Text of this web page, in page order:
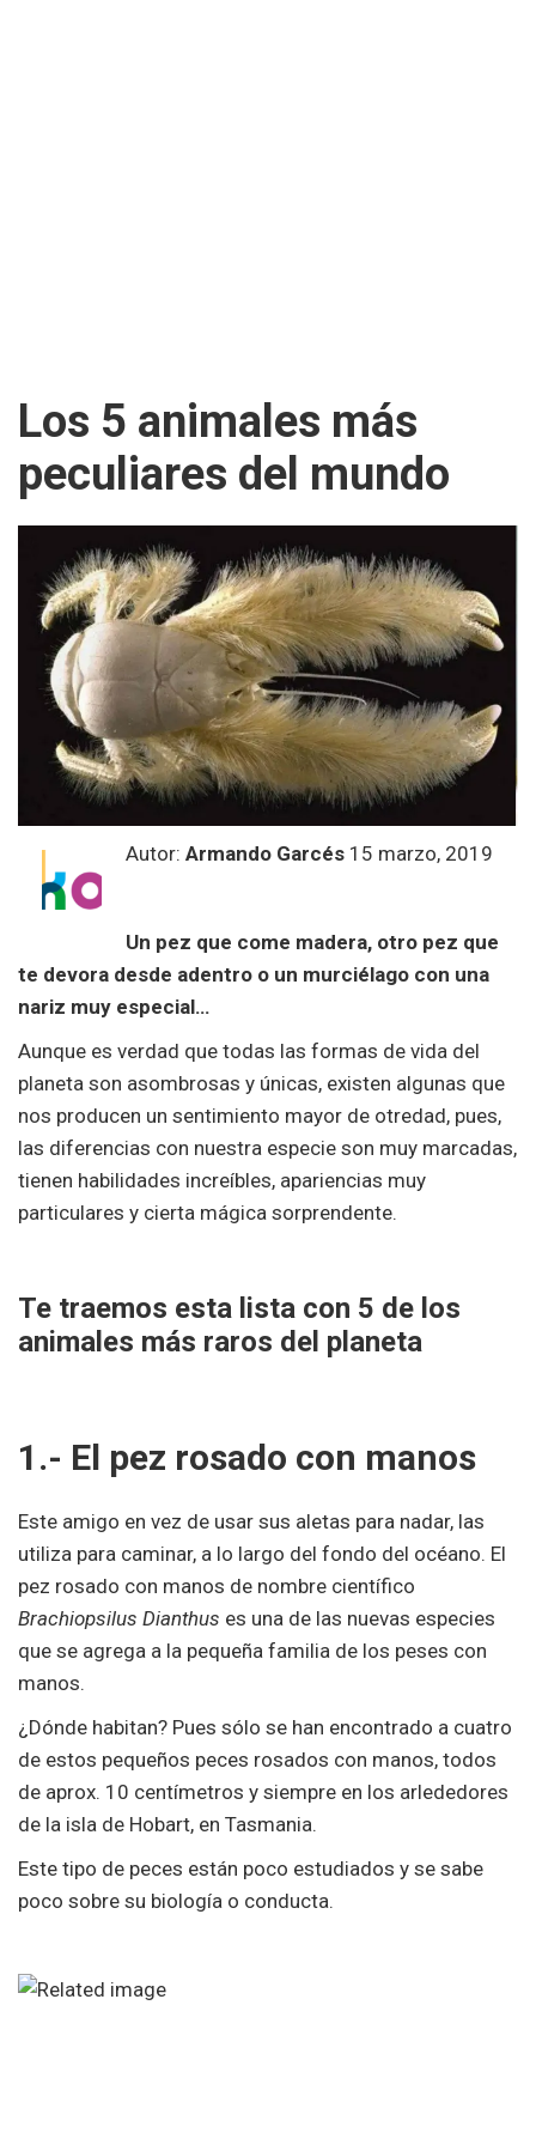
Los 5 animales más
peculiares del mundo
Autor: Armando Garcés 15 marzo, 2019
Un pez que come madera, otro pez que
te devora desde adentro o un murciélago con una
nariz muy especial…
Aunque es verdad que todas las formas de vida del
planeta son asombrosas y únicas, existen algunas que
nos producen un sentimiento mayor de otredad, pues,
las diferencias con nuestra especie son muy marcadas,
tienen habilidades increíbles, apariencias muy
particulares y cierta mágica sorprendente.
Te traemos esta lista con 5 de los
animales más raros del planeta
1.- El pez rosado con manos
Este amigo en vez de usar sus aletas para nadar, las
utiliza para caminar, a lo largo del fondo del océano. El
pez rosado con manos de nombre científico
Brachiopsilus Dianthus es una de las nuevas especies
que se agrega a la pequeña familia de los peses con
manos.
¿Dónde habitan? Pues sólo se han encontrado a cuatro
de estos pequeños peces rosados con manos, todos
de aprox. 10 centímetros y siempre en los arlededores
de la isla de Hobart, en Tasmania.
Este tipo de peces están poco estudiados y se sabe
poco sobre su biología o conducta.